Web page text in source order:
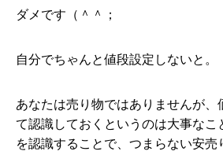
ダメです（＾＾；
自分でちゃんと値段設定しないと。
あなたは売り物ではありませんが、
て認識しておくというのは大事なこ
を認識することで、つまらない安売